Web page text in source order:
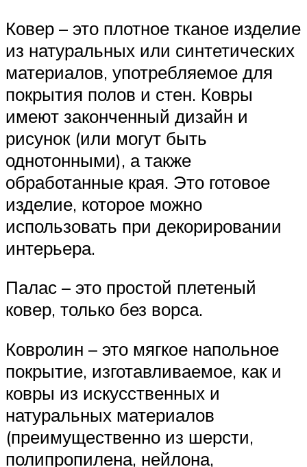
Ковер – это плотное тканое изделие
из натуральных или синтетических
материалов, употребляемое для
покрытия полов и стен. Ковры
имеют законченный дизайн и
рисунок (или могут быть
однотонными), а также
обработанные края. Это готовое
изделие, которое можно
использовать при декорировании
интерьера.
Палас – это простой плетеный
ковер, только без ворса.
Ковролин – это мягкое напольное
покрытие, изготавливаемое, как и
ковры из искусственных и
натуральных материалов
(преимущественно из шерсти,
полипропилена, нейлона,